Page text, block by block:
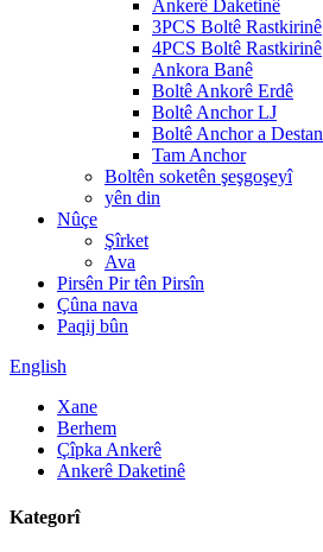
Ankerê Daketinê
3PCS Boltê Rastkirinê
4PCS Boltê Rastkirinê
Ankora Banê
Boltê Ankorê Erdê
Boltê Anchor LJ
Boltê Anchor a Destan
Tam Anchor
Boltên soketên şeşgoşeyî
yên din
Nûçe
Şîrket
Ava
Pirsên Pir tên Pirsîn
Çûna nava
Paqij bûn
English
Xane
Berhem
Çîpka Ankerê
Ankerê Daketinê
Kategorî